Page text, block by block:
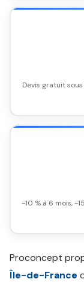
Devis gratuit
-10 % à 6 mois, -
Proconcept
Île-de-France